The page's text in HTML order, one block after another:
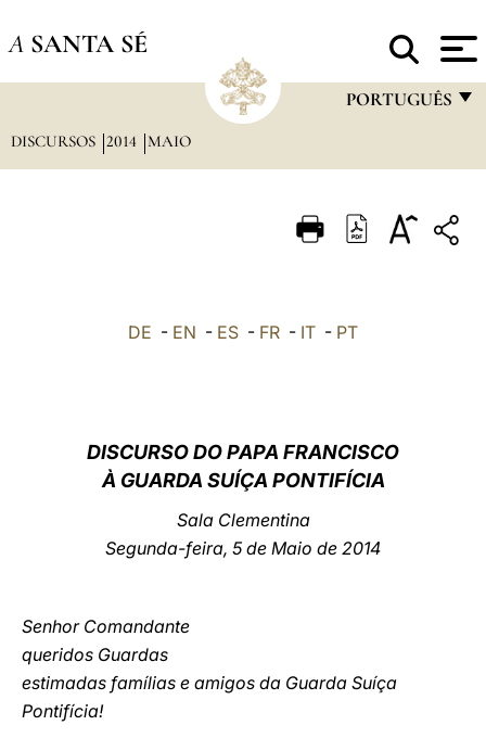
A SANTA SÉ
PORTUGUÊS
ITALIANO
中文
DISCURSOS 2014 MAIO
DE - EN - ES - FR - IT - PT
DISCURSO DO PAPA FRANCISCO
À GUARDA SUÍÇA PONTIFÍCIA
Sala Clementina
Segunda-feira, 5 de Maio de 2014
Senhor Comandante
queridos Guardas
estimadas famílias e amigos da Guarda Suíça
Pontifícia!